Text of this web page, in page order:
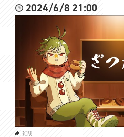
2024/6/8 21:00
雑談